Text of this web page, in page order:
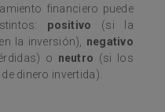
financiero puede
positivo (si la
la inversión), negativo
o neutro (si los
dinero invertida).